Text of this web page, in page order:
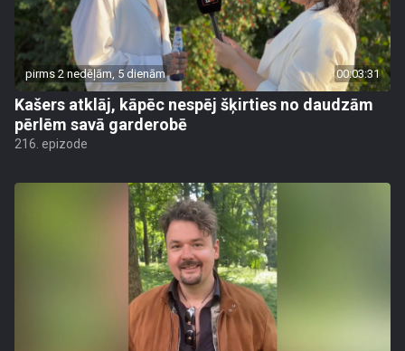
pirms 2 nedēļām, 5 dienām 00:03:31
Kašers atklāj, kāpēc nespēj šķirties no daudzām
pērlēm savā garderobē
216. epizode